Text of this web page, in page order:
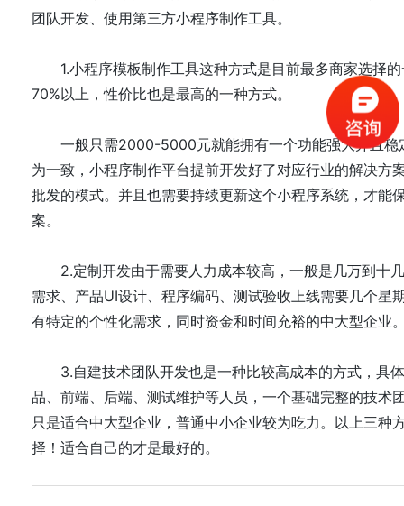
团队开发、使用第三方小程序制作工具。
1.小程序模板制作工具这种方式是目前最多商家选择的
70%以上，性价比也是最高的一种方式。
一般只需2000-5000元就能拥有一个功能强大并且稳
为一致，小程序制作平台提前开发好了对应行业的解决方
批发的模式。并且也需要持续更新这个小程序系统，才能
案。
2.定制开发由于需要人力成本较高，一般是几万到十
需求、产品UI设计、程序编码、测试验收上线需要几个星
有特定的个性化需求，同时资金和时间充裕的中大型企业
3.自建技术团队开发也是一种比较高成本的方式，具
品、前端、后端、测试维护等人员，一个基础完整的技术
只是适合中大型企业，普通中小企业较为吃力。以上三种
择！适合自己的才是最好的。